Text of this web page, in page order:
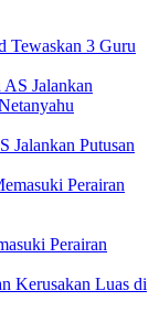
Tewaskan 3 Guru
Jalankan Putusan
Perairan